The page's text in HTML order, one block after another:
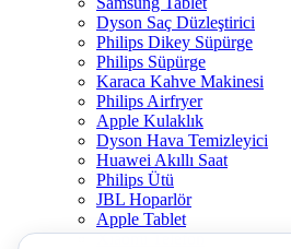
Dyson Saç Düzleştirici
Philips Dikey Süpürge
Philips Süpürge
Karaca Kahve Makinesi
Philips Airfryer
Apple Kulaklık
Dyson Hava Temizleyici
Huawei Akıllı Saat
Philips Ütü
JBL Hoparlör
Apple Tablet
Xiaomi Telefon